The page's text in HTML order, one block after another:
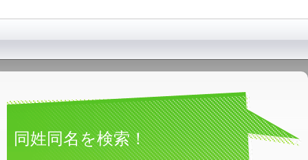
同姓同名を検索！